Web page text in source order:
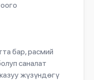
бар, расмий
саналат
жүзүндөгү